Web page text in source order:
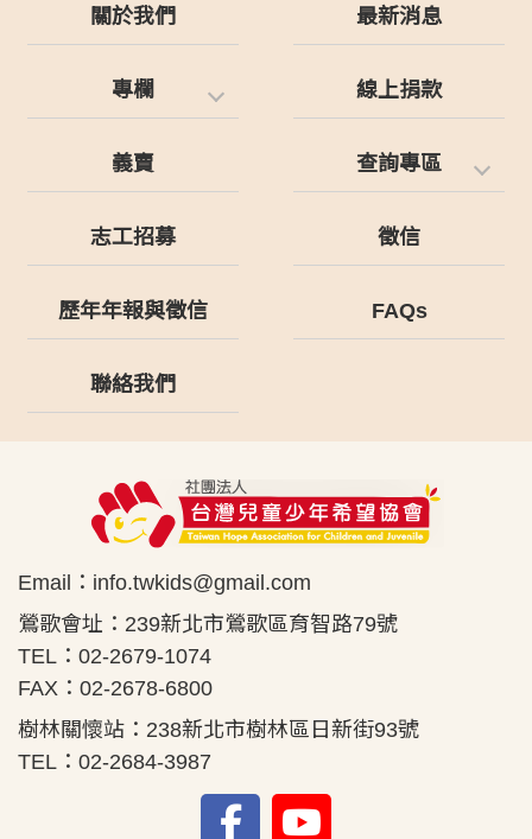
關於我們 最新消息
專欄 線上捐款
義賣 查詢專區
志工招募 徵信
歷年年報與徵信 FAQs
聯絡我們
Email： info.twkids@gmail.com
鶯歌會址：239新北市鶯歌區育智路79號
TEL：02-2679-1074
FAX：02-2678-6800
樹林關懷站：238新北市樹林區日新街93號
TEL：02-2684-3987